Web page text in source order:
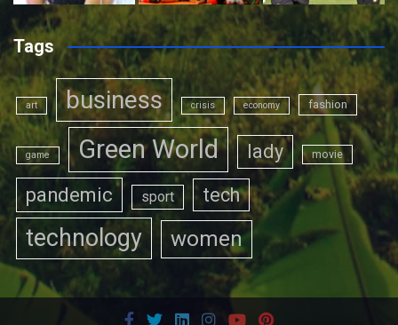
Tags
art business crisis economy fashion
game Green World lady movie
pandemic sport tech
technology women